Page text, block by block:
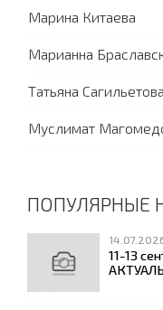
Марина Китаева
Марианна
Татьяна Сагильетова
Муслимат
ПОПУЛЯРНЫЕ
11-13